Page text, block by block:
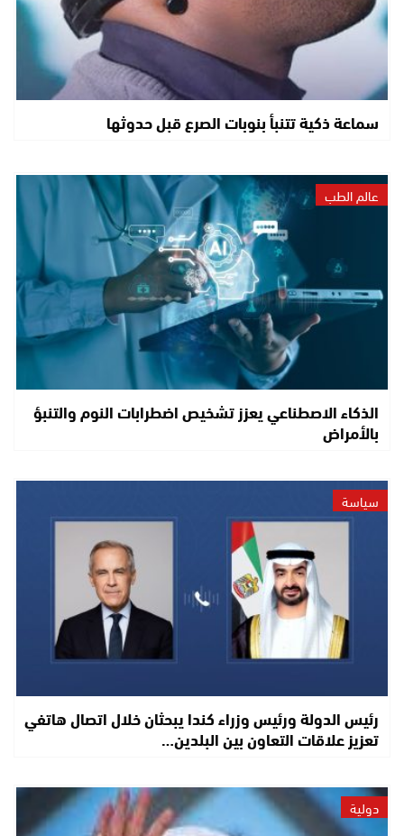
سماعة ذكية تتنبأ بنوبات الصرع قبل حدوثها
عالم الطب
الذكاء الاصطناعي يعزز تشخيص اضطرابات النوم والتنبؤ
بالأمراض
سياسة
رئيس الدولة ورئيس وزراء كندا يبحثان خلال اتصال هاتفي
تعزيز علاقات التعاون بين البلدين…
دولية